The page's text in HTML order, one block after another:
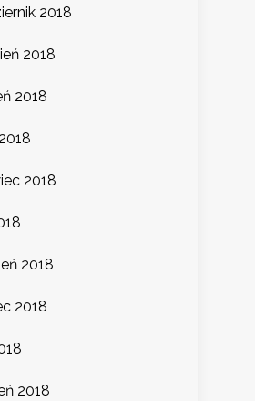
2018
2018
2018
2018
2018
2018
2018